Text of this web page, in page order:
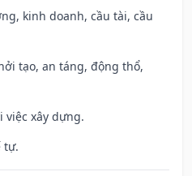
kinh doanh, cầu tài, cầu
tạo, an táng, động thổ,
việc xây dựng.
tự.